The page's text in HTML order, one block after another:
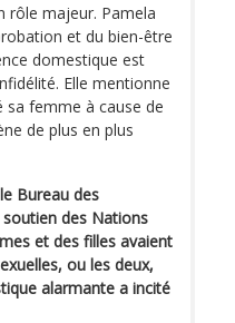
rôle majeur. Pamela
et du bien-être
domestique est
Elle mentionne
femme à cause de
de plus en plus
Bureau des
des Nations
et des filles avaient
ou les deux,
alarmante a incité